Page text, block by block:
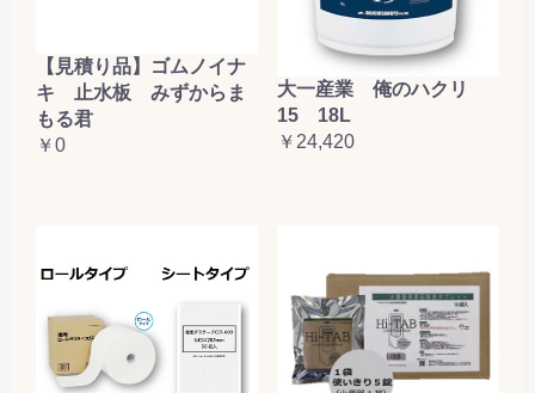
【見積り品】ゴムノイナ
キ 止水板 みずからま
もる君
￥0
大一産業 俺のハクリ
15 18L
￥24,420